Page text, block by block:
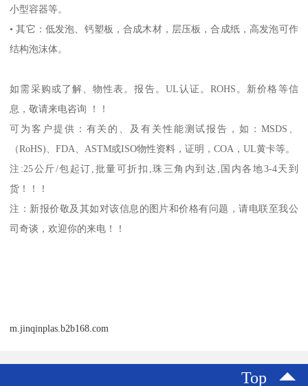
小型容器等。
•其它：低发泡、钙塑板，合成木材，层压板，合成纸，高发泡可作
结构泡沫体。
如需采购或了解、物性表。报告。 UL认证。ROHS 。新价格等信
息，敬请来电咨询 ！！
可为客户提供：有关的、及有关性能测试报告，如： MSDS
（RoHS) 、FDA ASTM或ISO物性资料，证明，COA ，UL黄卡等。
注 :25公斤/包起订 批量可折扣 珠三角内到达 国内各地3-4天到
货！！！
注：新报价敬及其如对该信息的图片和价格有问题，请电联至我公
司奇谈，欢迎你的来电！！
m.jinqinplas.b2b168.com
Top